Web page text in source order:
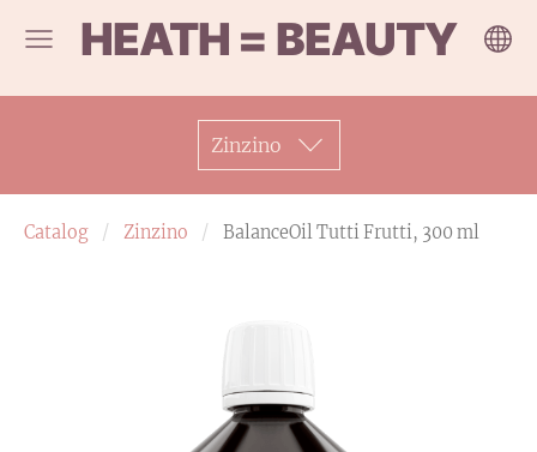
HEATH = BEAUTY
Zinzino
Catalog Zinzino BalanceOil Tutti Frutti, 300 ml